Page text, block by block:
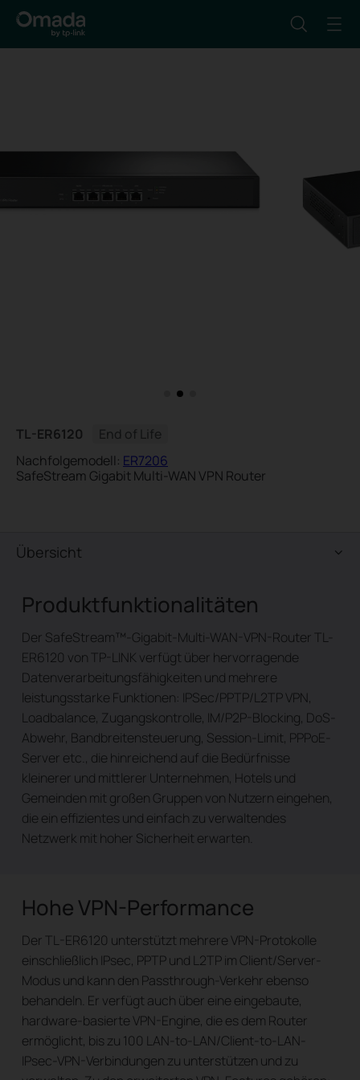
TL-ER6120
End of Life
Nachfolgemodell: ER7206
SafeStream Gigabit Multi-WAN VPN Router
Übersicht
Produktfunktionalitäten
Der SafeStream™-Gigabit-Multi-WAN-VPN-Router TL-
ER6120 von TP-LINK verfügt über hervorragende
Datenverarbeitungsfähigkeiten und mehrere
leistungsstarke Funktionen: IPSec/PPTP/L2TP VPN,
Loadbalance, Zugangskontrolle, IM/P2P-Blocking, DoS-
Abwehr, Bandbreitensteuerung, Session-Limit, PPPoE-
Server etc., die hinreichend auf die Bedürfnisse
kleinerer und mittlerer Unternehmen, Hotels und
Gemeinden mit großen Gruppen von Nutzern eingehen,
die ein effizientes und einfach zu verwaltendes
Netzwerk mit hoher Sicherheit erwarten.
Hohe VPN-Performance
Der TL-ER6120 unterstützt mehrere VPN-Protokolle
einschließlich IPsec, PPTP und L2TP im Client/Server-
Modus und kann den Passthrough-Verkehr ebenso
behandeln. Er verfügt auch über eine eingebaute,
hardware-basierte VPN-Engine, die es dem Router
ermöglicht, bis zu 100 LAN-to-LAN/Client-to-LAN-
IPsec-VPN-Verbindungen zu unterstützen und zu